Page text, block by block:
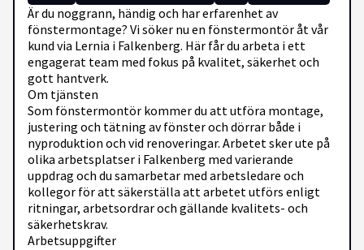
Är du noggrann, händig och har erfarenhet av
fönstermontage? Vi söker nu en fönstermontör åt vår
kund via Lernia i Falkenberg. Här får du arbeta i ett
engagerat team med fokus på kvalitet, säkerhet och
gott hantverk.
Om tjänsten
Som fönstermontör kommer du att utföra montage,
justering och tätning av fönster och dörrar både i
nyproduktion och vid renoveringar. Arbetet sker ute på
olika arbetsplatser i Falkenberg med varierande
uppdrag och du samarbetar med arbetsledare och
kollegor för att säkerställa att arbetet utförs enligt
ritningar, arbetsordrar och gällande kvalitets- och
säkerhetskrav.
Arbetsuppgifter